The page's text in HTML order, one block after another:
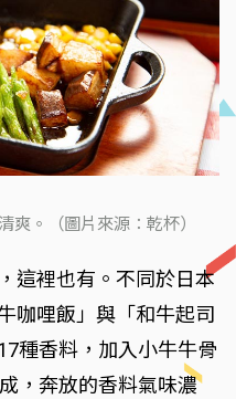
爽。（圖片來源：乾杯）
這裡也有。不同於日本
咖哩飯」與「和牛起司
種香料，加入小牛牛骨
，奔放的香料氣味濃